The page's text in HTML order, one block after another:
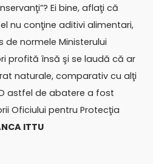
Ei bine, aflaţi că
nu conţine aditivi alimentari,
normele Ministerului
profită însă şi se laudă că ar
naturale, comparativ cu alţi
astfel de abatere a fost
Oficiului pentru Protecţia
ITTU